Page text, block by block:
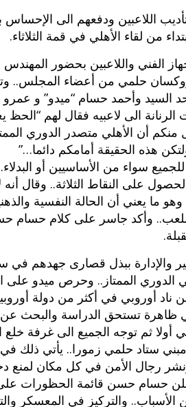
اللاعبين ودفعهم الى
من لقاء الأهلي في قمة الثلاثاء.
الفني واللاعبين بحضور
حلمي من أعضاء المجلس..
السيد وأحمد حسام “ميدو” و
الى لاعبيه فقال لهم “الحظ
منكم أن الأهلي متصدر الدوري
هذه الحقيقة أمامكم دائما…”
سواء من الأساسيين أو
على النقاط الثلاثة.. وقال أنه
ما يعني أن الحالة النفسية
وأكد جاسر على كلام حسام
والإدارة ببذل قصارى جهدهم في
الدوري الممتاز.. وحرص ميدو
ناد أوروبي في أكثر من دولة
ظاهرة تستحق الدراسة والبحث عن
ثم توجه الجميع الى غرفة
ستاد حلمي زمورا.. يأتي ذلك في
رجال الأمن في كل مكان لمنع
حسام حسن قائمة الحظورات على
والتركيز في المعسكر
وصفات أكلات عيد راس
والميلاد المجيد
مع